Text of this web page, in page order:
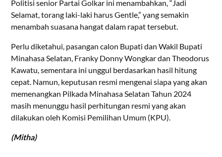
Politisi senior Partai Golkar ini menambahkan, “Jadi
Selamat, torang laki-laki harus Gentle,” yang semakin
menambah suasana hangat dalam rapat tersebut.
Perlu diketahui, pasangan calon Bupati dan Wakil Bupati
Minahasa Selatan, Franky Donny Wongkar dan Theodorus
Kawatu, sementara ini unggul berdasarkan hasil hitung
cepat. Namun, keputusan resmi mengenai siapa yang akan
memenangkan Pilkada Minahasa Selatan Tahun 2024
masih menunggu hasil perhitungan resmi yang akan
dilakukan oleh Komisi Pemilihan Umum (KPU).
(Mitha)